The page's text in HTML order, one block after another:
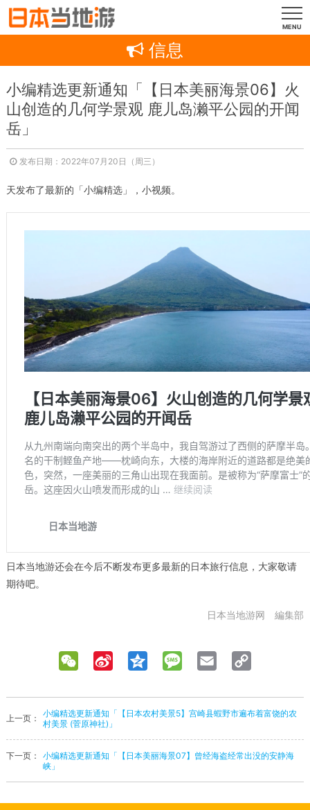
MENU
信息
小编精选更新通知「【日本美丽海景06】火
山创造的几何学景观 鹿儿岛濑平公园的开闻
岳」
发布日期：2022年07月20日（周三）
天发布了最新的「小编精选」，小视频。
日本当地游还会在今后不断发布更多最新的日本旅行信息，大家敬请
期待吧。
日本当地游网 編集部
WeChat Sina
Qzone MessageEmail
上一页：
小编精选更新通知「【日本农村美景5】宫崎县蝦野市遍布着富饶的农
村美景 (菅原神社)」
下一页：
小编精选更新通知「【日本美丽海景07】曾经海盗经常出没的安静海
峡」